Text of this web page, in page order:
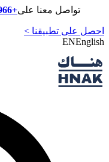
تواصل معنا على+966 920009538
احصل على تطبيقنا >
ENEnglish